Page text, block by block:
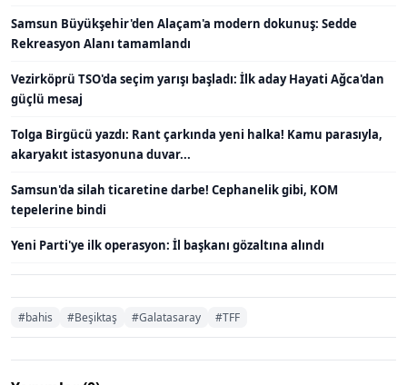
Samsun Büyükşehir'den Alaçam'a modern dokunuş: Sedde
Rekreasyon Alanı tamamlandı
Vezirköprü TSO'da seçim yarışı başladı: İlk aday Hayati Ağca'dan
güçlü mesaj
Tolga Birgücü yazdı: Rant çarkında yeni halka! Kamu parasıyla,
akaryakıt istasyonuna duvar...
Samsun'da silah ticaretine darbe! Cephanelik gibi, KOM
tepelerine bindi
Yeni Parti'ye ilk operasyon: İl başkanı gözaltına alındı
#bahis #Beşiktaş #Galatasaray #TFF